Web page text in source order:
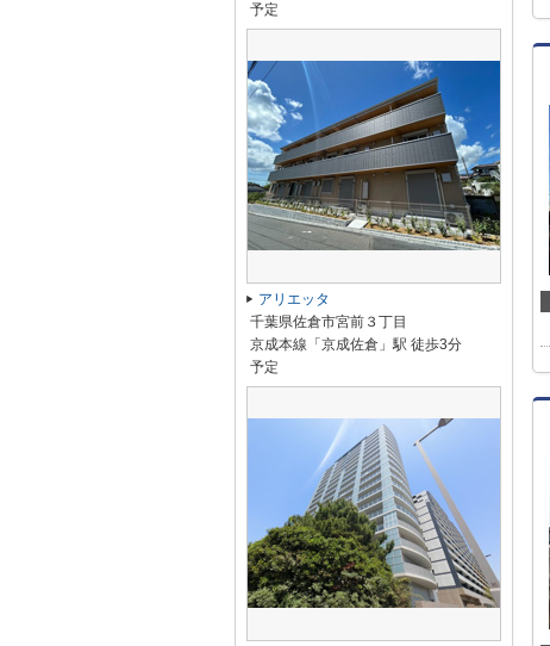
予定
アリエッタ
千葉県佐倉市宮前３丁目
京成本線「京成佐倉」駅 徒歩3分
予定